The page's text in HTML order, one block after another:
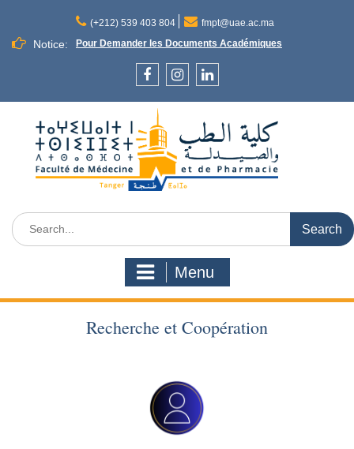
content
(+212) 539 403 804 fmpt@uae.ac.ma
Notice: Pour Demander les Documents Académiques
Search
for:
Menu
Recherche et Coopération